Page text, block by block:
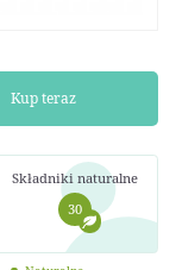
Kup teraz
Składniki naturalne
30